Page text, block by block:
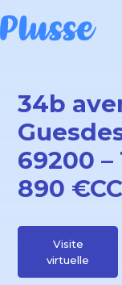
34b
69200
890 €CC
Visite
virtuelle